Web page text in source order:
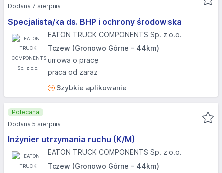
Specjalista/ka ds. BHP i ochrony środowiska
EATON TRUCK COMPONENTS Sp. z o.o.
Tczew (Gronowo Górne - 44km)
umowa o pracę
praca od zaraz
Szybkie aplikowanie
Dodana 7 sierpnia
Inżynier utrzymania ruchu (K/M)
EATON TRUCK COMPONENTS Sp. z o.o.
Tczew (Gronowo Górne - 44km)
Polecana
Dodana 5 sierpnia